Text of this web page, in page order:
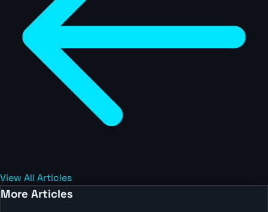
View All Articles
More Articles